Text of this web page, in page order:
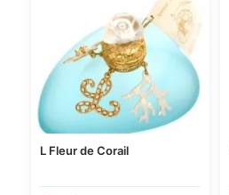
L Fleur de Corail